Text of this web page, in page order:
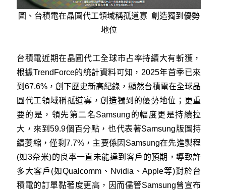
圖、台積電在晶圓代工領域稱孤道寡 創造獨到優勢
地位
台積電近期在晶圓代工全球市占率持續大有斬獲，
根據TrendForce的統計資料可知，2025年首季已來
到67.6%，創下歷史新高紀錄，顯然台積電在全球晶
圓代工領域稱孤道寡，創造獨到的優勢地位；更重
要的是，領先第二名Samsung的幅度更是持續拉
大，來到59.9個百分點，也代表著Samsung版圖持
續萎縮，僅剩7.7%，主要係因Samsung在先進製程
(如3奈米)的良率一直未能達到客戶的預期，導致許
多大客戶(如Qualcomm、Nvidia、Apple等)對於台
積電的訂單黏著度更高，因而儘管Samsung曾宣布